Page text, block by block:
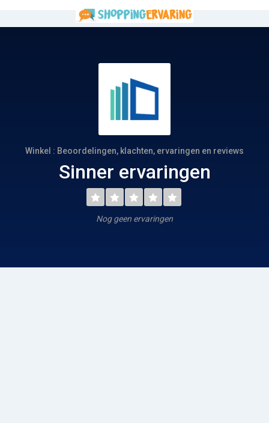
Winkel : Beoordelingen, klachten, ervaringen en reviews
Sinner ervaringen
Nog geen ervaringen